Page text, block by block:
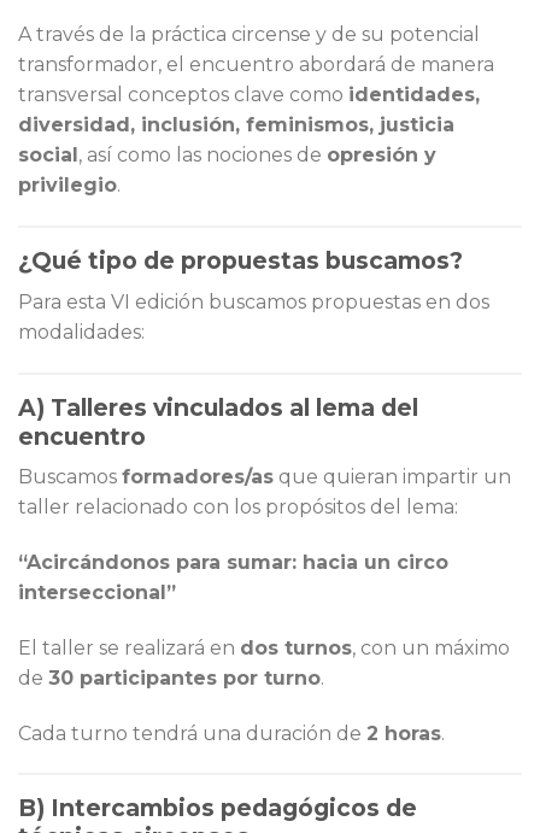
A través de la práctica circense y de su potencial
transformador, el encuentro abordará de manera
transversal conceptos clave como identidades,
diversidad, inclusión, feminismos, justicia
social , así como las nociones de opresión y
privilegio.
¿Qué tipo de propuestas buscamos?
Para esta VI edición buscamos propuestas en dos
modalidades:
A) Talleres vinculados al lema del
encuentro
Buscamos formadores/as que quieran impartir un
taller relacionado con los propósitos del lema:
“Acircándonos para sumar: hacia un circo
interseccional”
El taller se realizará en dos turnos, con un máximo
de 30 participantes por turno.
Cada turno tendrá una duración de 2 horas.
B) Intercambios pedagógicos de